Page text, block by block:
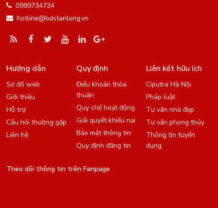
0989734734
hotline@bdstanlong.vn
Hướng dẫn
Sơ đồ web
Giới thiệu
Hỗ trợ
Câu hỏi thường gặp
Liên hệ
Quy định
Điều khoản thỏa
thuận
Quy chế hoạt động
Giải quyết khiếu nại
Bảo mật thông tin
Quy định đăng tin
Liên kết hữu ích
Ciputra Hà Nội
Pháp luật
Tư vấn nhà đẹp
Tư vấn phong thủy
Thông tin tuyển
dụng
Theo dõi thông tin trên Fanpage